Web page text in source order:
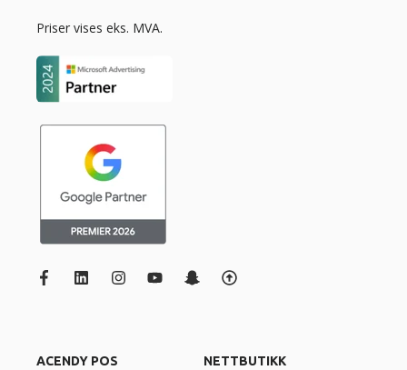
Priser vises eks. MVA.
ACENDY POS NETTBUTIKK